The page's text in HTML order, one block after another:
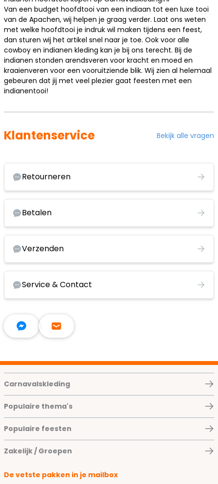
Van een budget hoofdtooi van een indiaan tot een luxe tooi
van de Apachen, wij helpen je graag verder. Laat ons weten
met welke hoofdtooi je indruk wil maken tijdens een feest,
dan sturen wij het artikel snel naar je toe. Ook voor alle
cowboy en indianen kleding kan je bij ons terecht. Bij de
indianen stonden arendsveren voor kracht en moed en
kraaienveren voor een vooruitziende blik. Wij zien al helemaal
gebeuren dat jij met veel plezier gaat feesten met een
indianentooi!
Klantenservice Bekijk alle vragen
Retourneren
Betalen
Verzenden
Service & Contact
Carnavalskleding
Populaire thema's
Populaire feesten
Zakelijk / Groepen
De vetste pakken in je mailbox